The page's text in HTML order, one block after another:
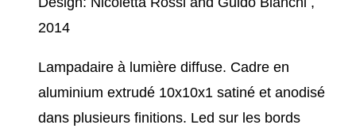
2014
Lampadaire à lumière diffuse. Cadre en
aluminium extrudé 10x10x1 satiné et anodisé
dans plusieurs finitions. Led sur les bords